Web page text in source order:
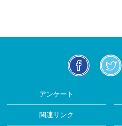
アンケート
関連リンク